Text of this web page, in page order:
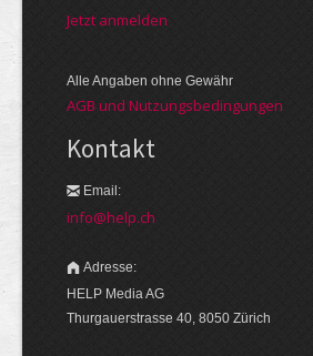
Jetzt anmelden
Alle Angaben ohne Gewähr
AGB und Nutzungsbedingungen
Kontakt
Email:
info@help.ch
Adresse:
HELP Media AG
Thurgauerstrasse 40, 8050 Zürich